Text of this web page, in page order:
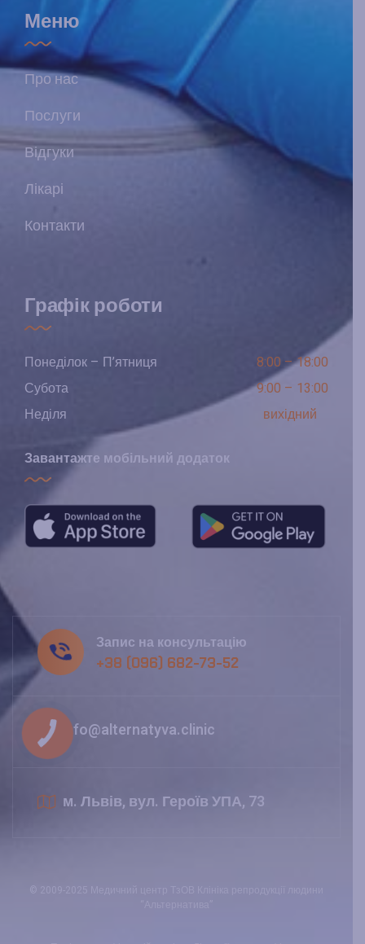
Меню
Про нас
Послуги
Відгуки
Лікарі
Контакти
Графік роботи
Понеділок – П’ятниця
8:00 – 18:00
Субота
9:00 – 13:00
Неділя
вихідний
Завантажте мобільний додаток
Запис на консультацію
+38 (096) 682-73-52
info@alternatyva.clinic
м. Львів, вул. Героїв УПА, 73
© 2009-2025 Медичний центр ТзОВ Клініка репродукції людини